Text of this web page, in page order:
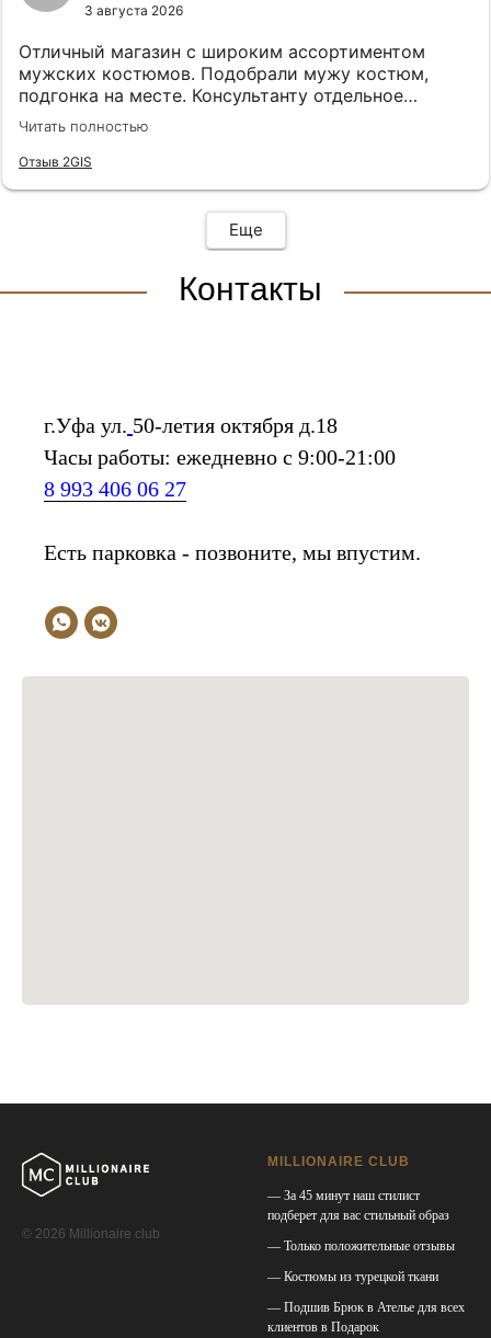
3 августа 2026
Отличный магазин с широким ассортиментом
мужских костюмов. Подобрали мужу костюм,
подгонка на месте. Консультанту отдельное
спасибо, подсказала, все подобрала! Спасибо!
Читать полностью
Отзыв 2GIS
Еще
Контакты
г.Уфа ул. 50-летия октября д.18
Часы работы: ежедневно с 9:00-21:00
8 993 406 06 27
Есть парковка - позвоните, мы впустим.
© 2026 Millionaire club
MILLIONAIRE CLUB
— За 45 минут наш стилист
подберет для вас стильный образ
— Только положительные отзывы
— Костюмы из турецкой ткани
— Подшив Брюк в Ателье для всех
клиентов в Подарок